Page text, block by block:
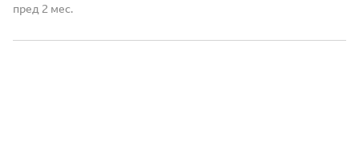
и „градење држави“, Вашингтон сè повеќе се насочува
стабилност во регионот. Во извештајот на Стејт
пред 2 мес.